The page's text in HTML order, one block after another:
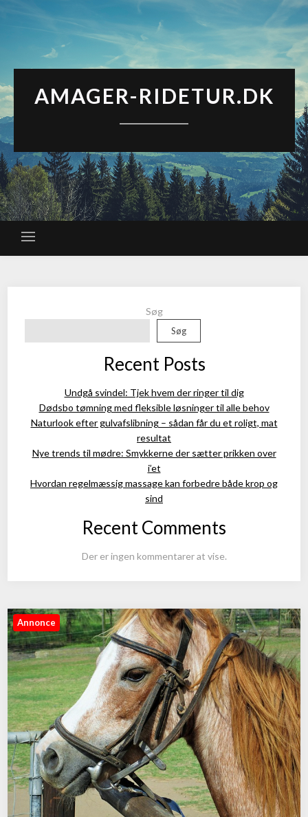
AMAGER-RIDETUR.DK
Søg
Søg
Recent Posts
Undgå svindel: Tjek hvem der ringer til dig
Dødsbo tømning med fleksible løsninger til alle behov
Naturlook efter gulvafslibning – sådan får du et roligt, mat
resultat
Nye trends til mødre: Smykkerne der sætter prikken over
i’et
Hvordan regelmæssig massage kan forbedre både krop og
sind
Recent Comments
Der er ingen kommentarer at vise.
Annonce